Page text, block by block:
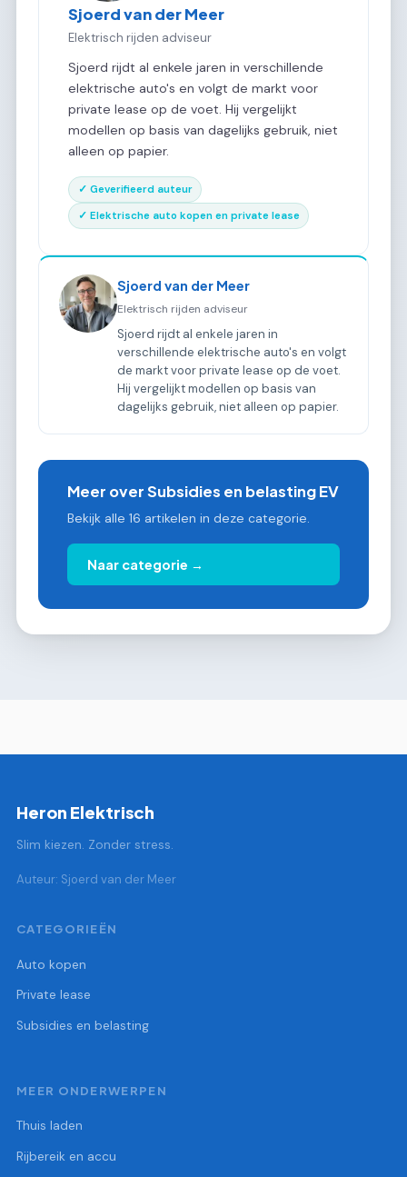
Sjoerd van der Meer
Elektrisch rijden adviseur
Sjoerd rijdt al enkele jaren in verschillende
elektrische auto's en volgt de markt voor
private lease op de voet. Hij vergelijkt
modellen op basis van dagelijks gebruik, niet
alleen op papier.
✓ Geverifieerd auteur
✓ Elektrische auto kopen en private lease
Sjoerd van der Meer
Elektrisch rijden adviseur
Sjoerd rijdt al enkele jaren in
verschillende elektrische auto's en volgt
de markt voor private lease op de voet.
Hij vergelijkt modellen op basis van
dagelijks gebruik, niet alleen op papier.
Meer over Subsidies en belasting EV
Bekijk alle 16 artikelen in deze categorie.
Naar categorie →
Heron Elektrisch
Slim kiezen. Zonder stress.
Auteur: Sjoerd van der Meer
CATEGORIEËN
Auto kopen
Private lease
Subsidies en belasting
MEER ONDERWERPEN
Thuis laden
Rijbereik en accu